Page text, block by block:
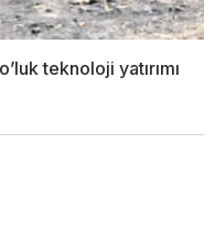
teknoloji yatırımı